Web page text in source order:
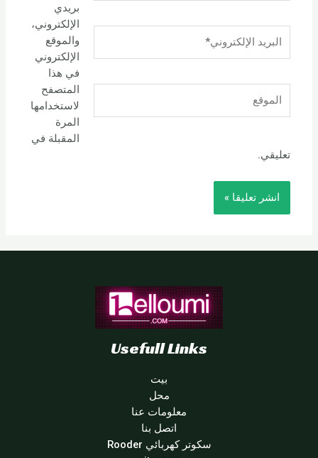
الإلكتروني*
بريدي
الإلكتروني،
والموقع
الإلكتروني
في هذا
المتصفح
لاستخدامها
المرة
المقبلة في
تعليقي.
Usefull Links
بيت
محل
معلومات عنا
اتصل بنا
سكوتر كهربائي Rooder